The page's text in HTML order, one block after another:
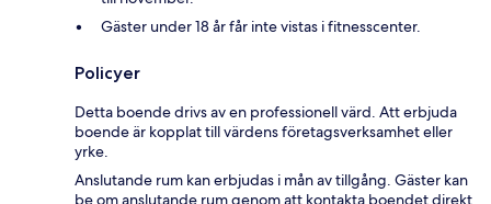
Gäster under 18 år får inte vistas i fitnesscenter.
Policyer
Detta boende drivs av en professionell värd. Att erbjuda
boende är kopplat till värdens företagsverksamhet eller
yrke.
Anslutande rum kan erbjudas i mån av tillgång. Gäster kan
be om anslutande rum genom att kontakta boendet direkt